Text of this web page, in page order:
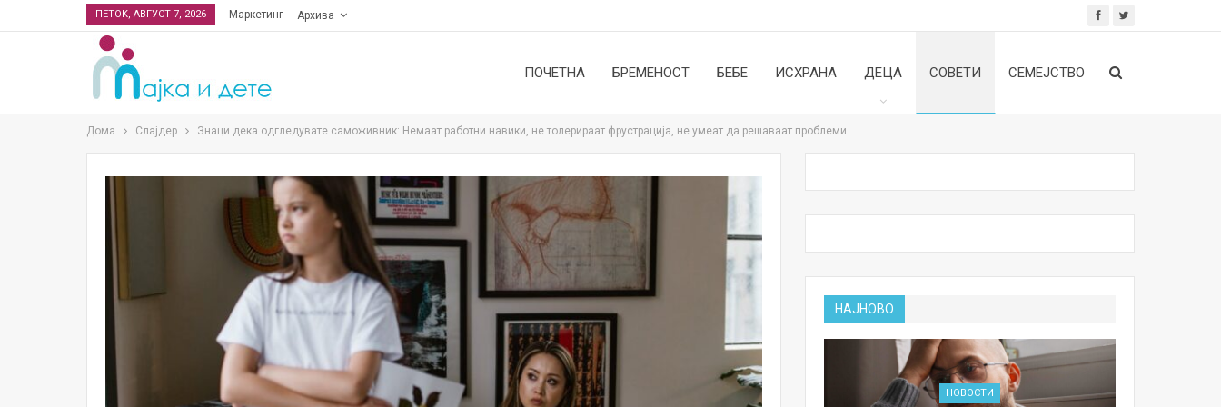
ПЕТОК, АВГУСТ 7, 2026 Маркетинг Архива
ПОЧЕТНА БРЕМЕНОСТ БЕБЕ ИСХРАНА ДЕЦА СОВЕТИ СЕМЕЈСТВО
Дома Слајдер Знаци дека одгледувате саможивник: Немаат работни навики, не толерираат фрустрација, не умеат да решаваат проблеми
НАЈНОВО
НОВОСТИ